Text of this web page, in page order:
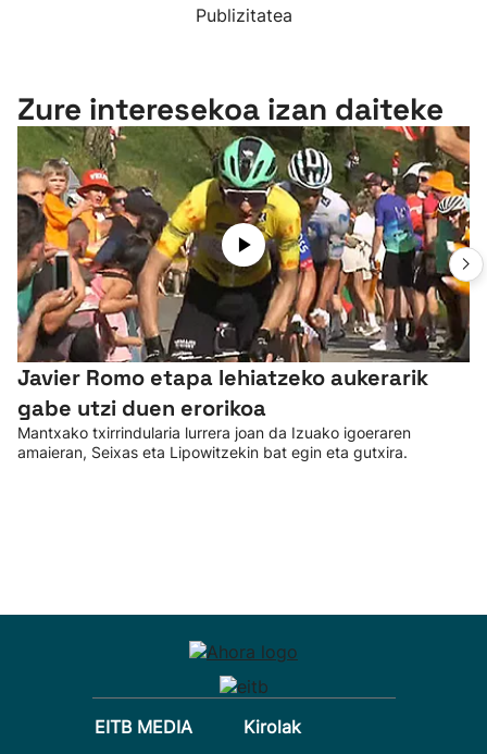
Publizitatea
Zure interesekoa izan daiteke
Javier Romo etapa lehiatzeko aukerarik
gabe utzi duen erorikoa
Mantxako txirrindularia lurrera joan da Izuako igoeraren
amaieran, Seixas eta Lipowitzekin bat egin eta gutxira.
EITB MEDIA
Kirolak